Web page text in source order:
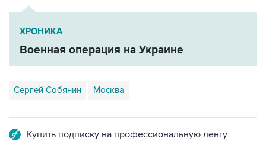
ХРОНИКА
Военная операция на Украине
Сергей Собянин Москва
Купить подписку на профессиональную ленту